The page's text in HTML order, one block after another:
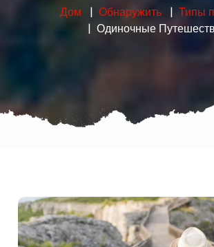
Дом Обнаружить
Типы
Одиночные